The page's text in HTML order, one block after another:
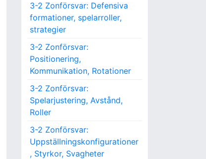
3-2 Zonförsvar: Defensiva
formationer, spelarroller,
strategier
3-2 Zonförsvar:
Positionering,
Kommunikation, Rotationer
3-2 Zonförsvar:
Spelarjustering, Avstånd,
Roller
3-2 Zonförsvar:
Uppställningskonfigurationer
, Styrkor, Svagheter